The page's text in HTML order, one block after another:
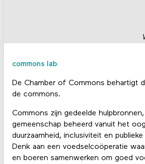
commons lab
De Chamber of Commons behartigt
de commons.
Commons zijn gedeelde
gemeenschap beheerd vanuit het
duurzaamheid, inclusiviteit en
Denk aan een voedselcoöperatie
en boeren samenwerken om goed